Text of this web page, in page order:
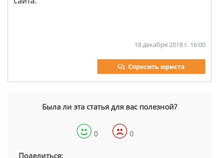
18 декабря 2018 г. 16:00
Спросить юриста
Была ли эта статья для вас полезной?
0 0
Поделиться: